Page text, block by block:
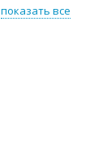
показать все